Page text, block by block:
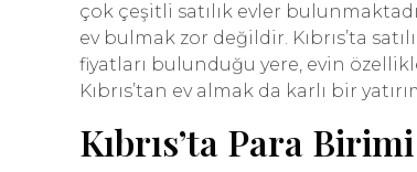
çok çeşitli satılık evler
ev bulmak zor değildir. Kıbrıs’ta
fiyatları bulunduğu yere, evin
Kıbrıs’tan ev almak da karlı bir
Kıbrıs’ta Para Birimi